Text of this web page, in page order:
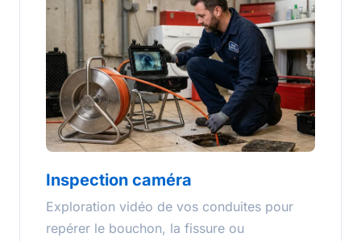
Inspection caméra
Exploration vidéo de vos conduites pour
repérer le bouchon, la fissure ou